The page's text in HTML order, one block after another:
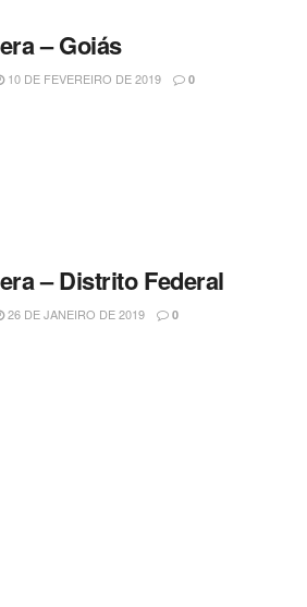
– Goiás
10 DE FEVEREIRO DE 2019 0
– Distrito Federal
26 DE JANEIRO DE 2019 0